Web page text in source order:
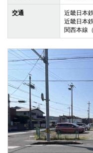
交通
近畿日本
近畿日本
関西本線